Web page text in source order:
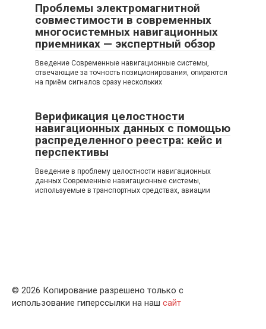
Проблемы электромагнитной
совместимости в современных
многосистемных навигационных
приемниках — экспертный обзор
Введение Современные навигационные системы,
отвечающие за точность позиционирования, опираются
на приём сигналов сразу нескольких
Верификация целостности
навигационных данных с помощью
распределенного реестра: кейс и
перспективы
Введение в проблему целостности навигационных
данных Современные навигационные системы,
используемые в транспортных средствах, авиации
© 2026 Копирование разрешено только с
использование гиперссылки на наш сайт